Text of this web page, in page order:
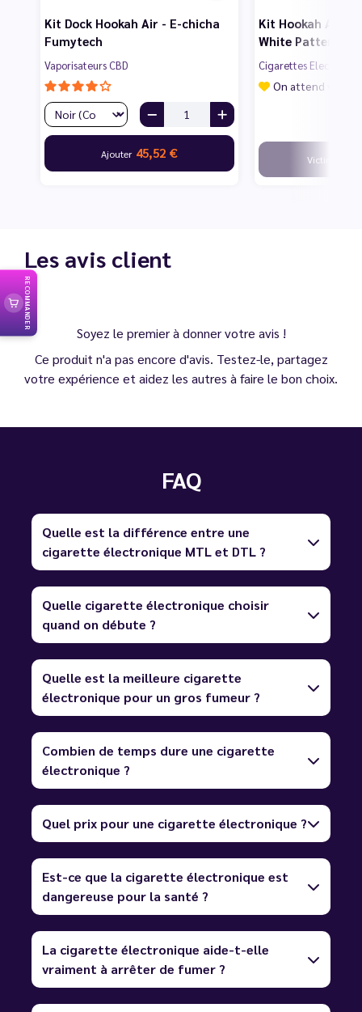
Kit Dock Hookah Air - E-chicha
Fumytech
Vaporisateurs CBD
Ajouter 45,52 €
Kit Hookah Air
White Pattern -
Cigarettes
On attend vos
Victime de
Les avis client
Soyez le premier à donner votre avis !
Ce produit n'a pas encore d'avis. Testez-le, partagez
votre expérience et aidez les autres à faire le bon choix.
FAQ
Quelle est la différence entre une
cigarette électronique MTL et DTL ?
Quelle cigarette électronique choisir
quand on débute ?
Quelle est la meilleure cigarette
électronique pour un gros fumeur ?
Combien de temps dure une cigarette
électronique ?
Quel prix pour une cigarette électronique ?
Est-ce que la cigarette électronique est
dangereuse pour la santé ?
La cigarette électronique aide-t-elle
vraiment à arrêter de fumer ?
RECOMMANDER